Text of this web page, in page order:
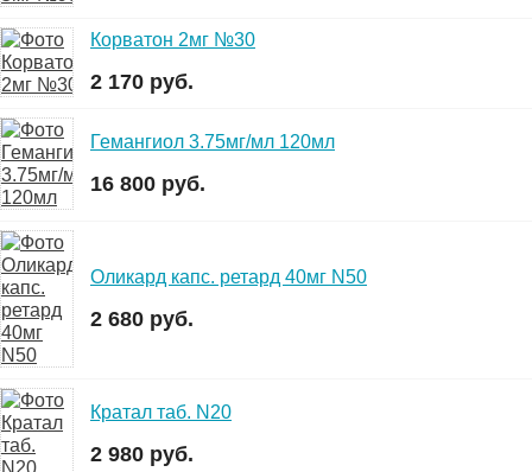
Корватон 2мг №30
2 170 руб.
Гемангиол 3.75мг/мл 120мл
16 800 руб.
Оликард капс. ретард 40мг N50
2 680 руб.
Кратал таб. N20
2 980 руб.